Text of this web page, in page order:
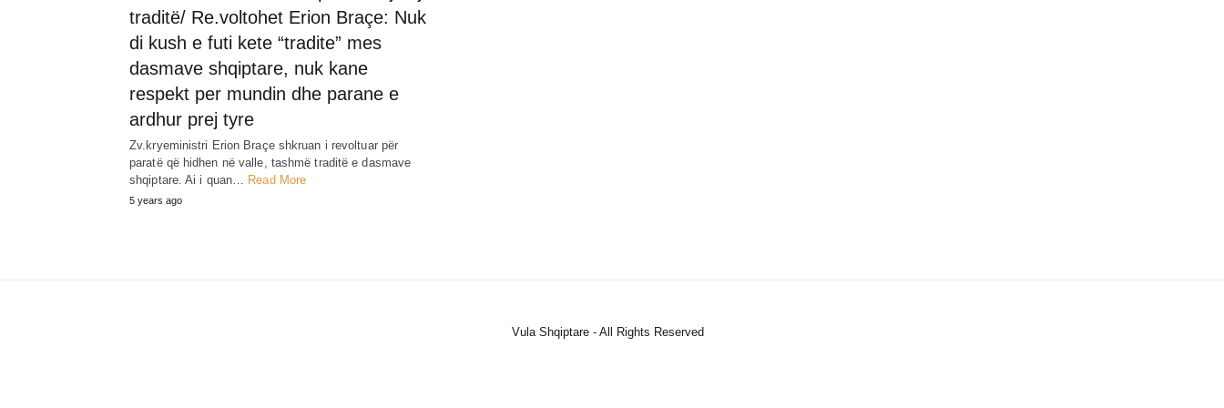
traditë/ Re.voltohet Erion Braçe: Nuk
di kush e futi kete “tradite” mes
dasmave shqiptare, nuk kane
respekt per mundin dhe parane e
ardhur prej tyre
Zv.kryeministri Erion Braçe shkruan i revoltuar për
paratë që hidhen në valle, tashmë traditë e dasmave
shqiptare. Ai i quan… Read More
5 years ago
Vula Shqiptare - All Rights Reserved